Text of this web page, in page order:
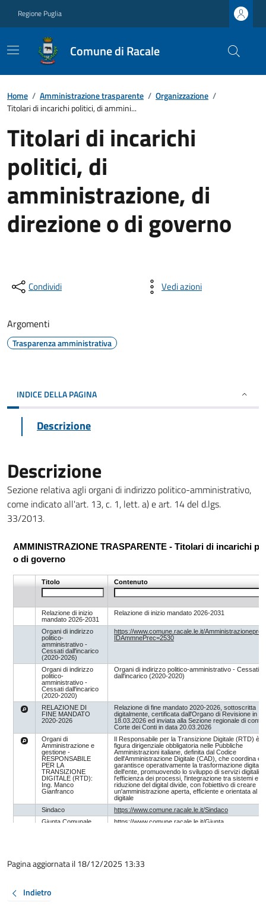
Regione Puglia
Comune di Racale
Home / Amministrazione trasparente / Organizzazione /
Titolari di incarichi politici, di ammini...
Titolari di incarichi
politici, di
amministrazione, di
direzione o di governo
Condividi Vedi azioni
Argomenti
Trasparenza amministrativa
INDICE DELLA PAGINA
Descrizione
Descrizione
Sezione relativa agli organi di indirizzo politico-amministrativo,
come indicato all'art. 13, c. 1, lett. a) e art. 14 del d.lgs.
33/2013.
Pagina aggiornata il 18/12/2025 13:33
Indietro